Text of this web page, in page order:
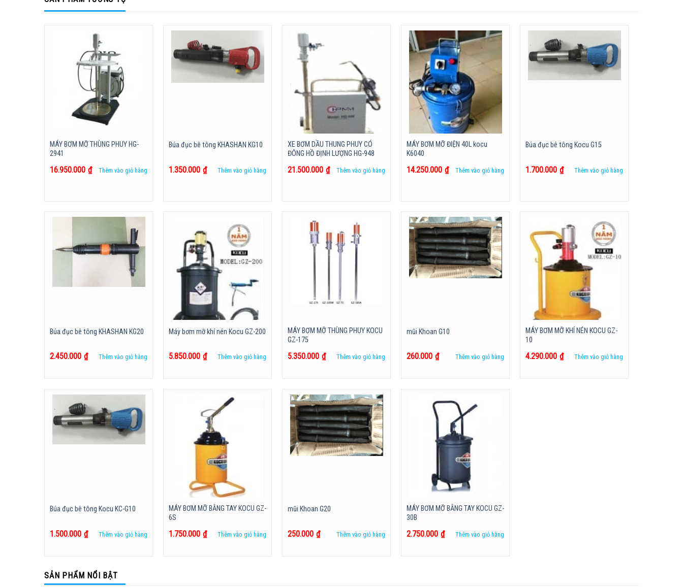
MÁY BƠM MỠ THÙNG PHUY HG-
2941
16.950.000 ₫ Thêm vào giỏ hàng
Búa đục bê tông KHASHAN KG10
1.350.000 ₫ Thêm vào giỏ hàng
XE BƠM DẦU THUNG PHUY CÓ
ĐÔNG HỒ ĐỊNH LƯỢNG HG-948
21.500.000 ₫ Thêm vào giỏ hàng
MÁY BƠM MỠ ĐIỆN 40L kocu
K6040
14.250.000 ₫ Thêm vào giỏ hàng
Búa đục bê tông Kocu G15
1.700.000 ₫ Thêm vào giỏ hàng
Búa đục bê tông KHASHAN KG20
2.450.000 ₫ Thêm vào giỏ hàng
Máy bơm mỡ khí nén Kocu GZ-200
5.850.000 ₫ Thêm vào giỏ hàng
MÁY BƠM MỠ THÙNG PHUY KOCU
GZ-175
5.350.000 ₫ Thêm vào giỏ hàng
mũi Khoan G10
260.000 ₫ Thêm vào giỏ hàng
MÁY BƠM MỠ KHÍ NÉN KOCU GZ-
10
4.290.000 ₫ Thêm vào giỏ hàng
Búa đục bê tông Kocu KC-G10
1.500.000 ₫ Thêm vào giỏ hàng
MÁY BƠM MỠ BẰNG TAY KOCU GZ-
6S
1.750.000 ₫ Thêm vào giỏ hàng
mũi Khoan G20
250.000 ₫ Thêm vào giỏ hàng
MÁY BƠM MỠ BẰNG TAY KOCU GZ-
30B
2.750.000 ₫ Thêm vào giỏ hàng
SẢN PHẨM NỔI BẬT